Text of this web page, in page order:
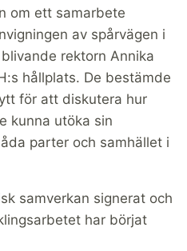
om ett samarbete
av spårvägen i
rektorn Annika
hållplats. De bestämde
för att diskutera hur
kunna utöka sin
parter och samhället i
samverkan signerat och
har börjat